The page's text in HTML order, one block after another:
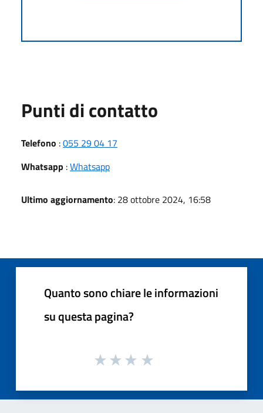
Punti di contatto
Telefono :055 29 04 17
Whatsapp :Whatsapp
Ultimo aggiornamento: 28 ottobre 2024, 16:58
Quanto sono chiare le informazioni
su questa pagina?